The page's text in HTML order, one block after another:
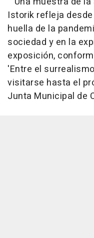
Istorik refleja
huella de la
sociedad y en la
exposición,
'Entre el
visitarse hasta el
Junta Municipal de